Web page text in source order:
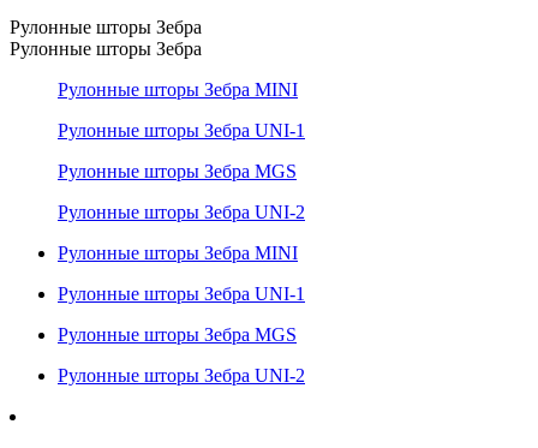
Рулонные шторы Зебра
Рулонные шторы Зебра
Рулонные шторы Зебра MINI
Рулонные шторы Зебра UNI-1
Рулонные шторы Зебра MGS
Рулонные шторы Зебра UNI-2
Рулонные шторы Зебра MINI
Рулонные шторы Зебра UNI-1
Рулонные шторы Зебра MGS
Рулонные шторы Зебра UNI-2